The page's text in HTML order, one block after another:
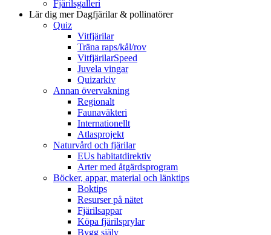
Fjärilsgalleri
Lär dig merDagfjärilar & pollinatörer
Quiz
Vitfjärilar
Träna raps/kål/rov
VitfjärilarSpeed
Juvela vingar
Quizarkiv
Annan övervakning
Regionalt
Faunaväkteri
Internationellt
Atlasprojekt
Naturvård och fjärilar
EUs habitatdirektiv
Arter med åtgärdsprogram
Böcker, appar, material och länktips
Boktips
Resurser på nätet
Fjärilsappar
Köpa fjärilsprylar
Bygg själv